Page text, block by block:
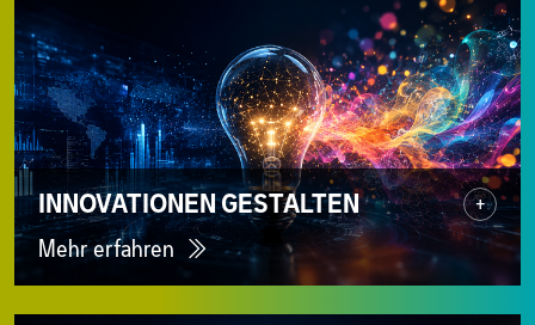
INNOVATIONEN GESTALTEN +
Mehr erfahren